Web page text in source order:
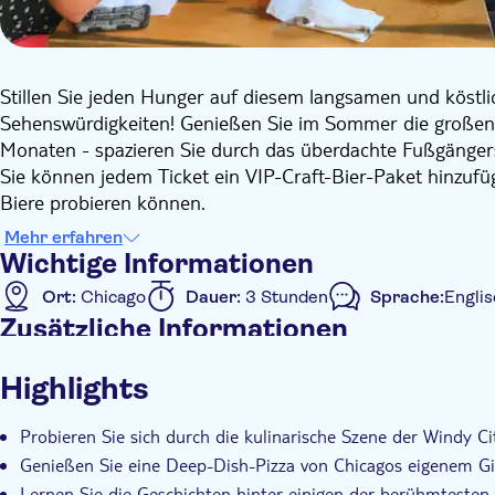
Stillen Sie jeden Hunger auf diesem langsamen und
Sehenswürdigkeiten! Genießen Sie im Sommer die
Monaten - spazieren Sie durch das überdachte
Sie können jedem Ticket ein VIP-Craft-Bier-Paket
Biere probieren können.
Probieren Sie einige der leckersten Speisen, die hier in
Hot Dog im Chicago-Stil, italienisches Rindfleisch und
Geschichte dieser Gerichte und wo sie kreiert wurden.
Sehenswürdigkeiten wie den Millennium Park
das Chicago Theatre, die Magnificent Mile, den Chicago
Mehr erfahren
Wichtige Informationen
Ort: Chicago Dauer: 3 Stunden Sprache:
Zusätzliche Informationen
Digitale Buchungsbestätigung
Highlights
Probieren Sie sich durch die kulinarische Szene der Windy
Genießen Sie eine Deep-Dish-Pizza von Chicagos eigenem